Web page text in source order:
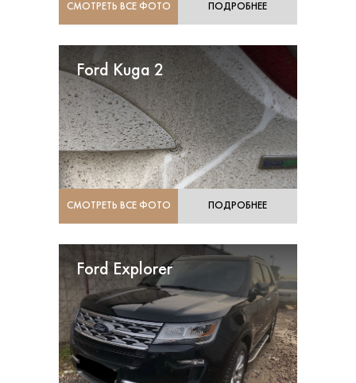
СМОТРЕТЬ ВСЕ ФОТО ПОДРОБНЕЕ
Ford Kuga 2
СМОТРЕТЬ ВСЕ ФОТО ПОДРОБНЕЕ
Ford Explorer